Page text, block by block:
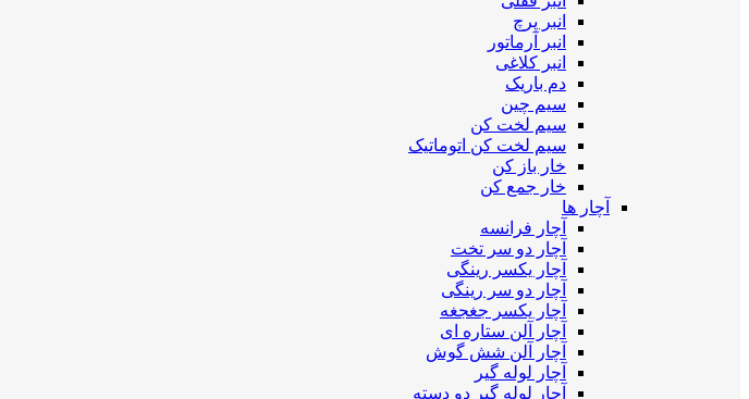
انبر پرچ
انبر آرماتور
انبر کلاغی
دم باریک
سیم چین
سیم لخت کن
سیم لخت کن اتوماتیک
خار باز کن
خار جمع کن
آچار ها
آچار فرانسه
آچار دو سر تخت
آچار یکسر رینگی
آچار دو سر رینگی
آچار یکسر جغجغه
آچار آلن ستاره ای
آچار آلن شش گوش
آچار لوله گیر
آچار لوله گیر دو دسته